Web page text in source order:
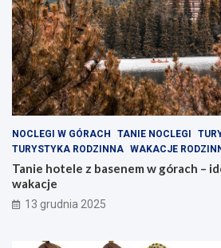
u
r
o
k
l
i
w
e
z
a
k
ą
t
k
e
n
a
r
o
d
z
i
n
n
e
w
a
k
NOCLEGI W GÓRACH TANIE NOCLEGI
TURYSTYKA RODZINNA WAKACJE
Tanie hotele z basenem w górach –
wakacje
13 grudnia 2025